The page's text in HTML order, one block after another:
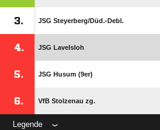
3. JSG Steyerberg/​Düd.-Debl.
4. JSG Lavelsloh
5. JSG Husum (9er)
6. VfB Stolzenau zg.
Legende